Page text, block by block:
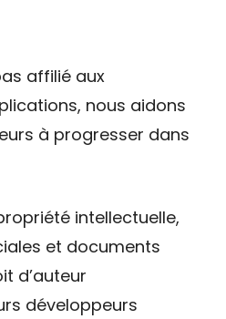
affilié aux
nous aidons
à progresser dans
intellectuelle,
et documents
d’auteur
développeurs